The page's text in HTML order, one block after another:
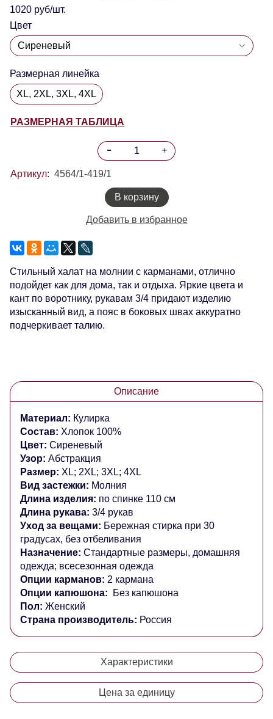
1020 руб/шт.
Цвет
Размерная линейка
XL, 2XL, 3XL, 4XL
РАЗМЕРНАЯ ТАБЛИЦА
Артикул: 4564/1-419/1
В корзину
Добавить в избранное
Стильный халат на молнии с карманами, отлично
подойдет как для дома, так и отдыха. Яркие цвета и
кант по воротнику, рукавам 3/4 придают изделию
изысканный вид, а пояс в боковых швах аккуратно
подчеркивает талию.
Описание
Материал: Кулирка
Состав: Хлопок 100%
Цвет: Сиреневый
Узор: Абстракция
Размер: XL; 2XL; 3XL; 4XL
Вид застежки: Молния
Длина изделия: по спинке 110 см
Длина рукава: 3/4 рукав
Уход за вещами: Бережная стирка при 30
градусах, без отбеливания
Назначение: Стандартные размеры, домашняя
одежда; всесезонная одежда
Опции карманов: 2 кармана
Опции капюшона: Без капюшона
Пол: Женский
Страна производитель: Россия
Характеристики
Цена за единицу